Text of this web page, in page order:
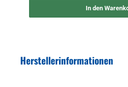
In den
Herstellerinformationen